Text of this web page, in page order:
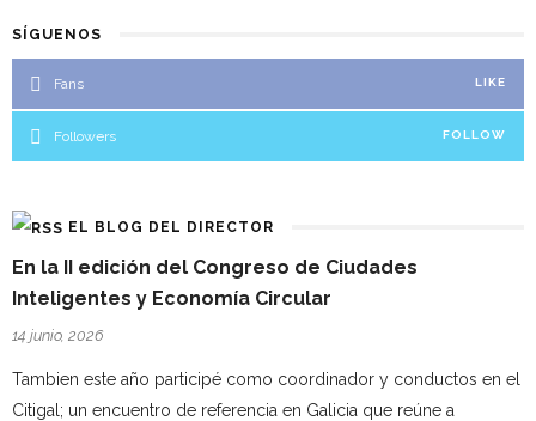
SÍGUENOS
Fans LIKE
Followers FOLLOW
EL BLOG DEL DIRECTOR
En la II edición del Congreso de Ciudades
Inteligentes y Economía Circular
14 junio, 2026
Tambien este año participé como coordinador y conductos en el
Citigal; un encuentro de referencia en Galicia que reúne a